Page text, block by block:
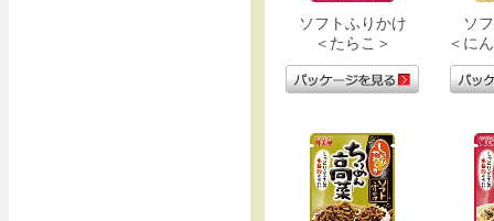
ソフトふりかけ
＜たらこ＞
ソ
＜に